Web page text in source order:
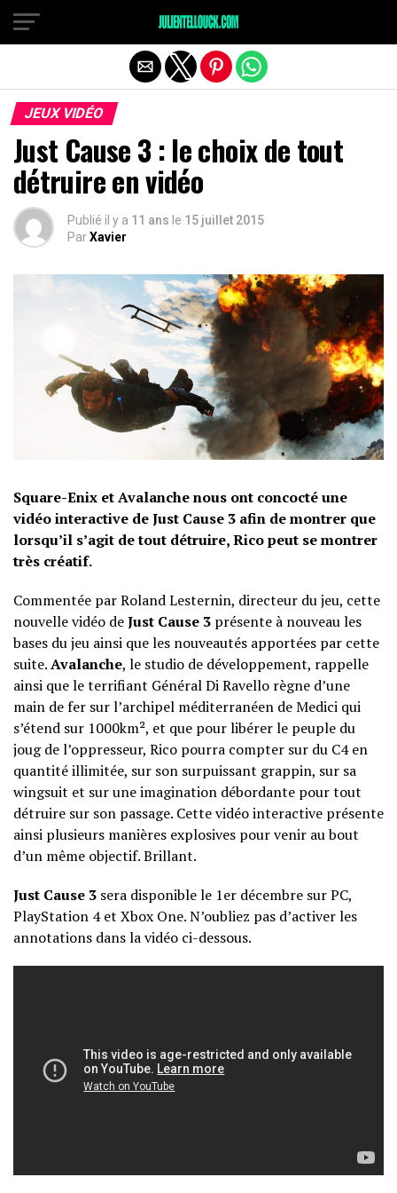
JEUX VIDÉO
Just Cause 3 : le choix de tout
détruire en vidéo
Publié il y a 11 ans le 15 juillet 2015
ParXavier
Square-Enix et Avalanche nous ont concocté une
vidéo interactive de Just Cause 3 afin de montrer que
lorsqu’il s’agit de tout détruire, Rico peut se montrer
très créatif.
Commentée par Roland Lesternin, directeur du jeu, cette
nouvelle vidéo deJust Cause 3 présente à nouveau les
bases du jeu ainsi que les nouveautés apportées par cette
suite.Avalanche, le studio de développement, rappelle
ainsi que le terrifiant Général Di Ravello règne d’une
main de fer sur l’archipel méditerranéen de Medici qui
s’étend sur 1000km², et que pour libérer le peuple du
joug de l’oppresseur, Rico pourra compter sur du C4 en
quantité illimitée, sur son surpuissant grappin, sur sa
wingsuit et sur une imagination débordante pour tout
détruire sur son passage. Cette vidéo interactive présente
ainsi plusieurs manières explosives pour venir au bout
d’un même objectif. Brillant.
Just Cause 3 sera disponible le 1er décembre sur PC,
PlayStation 4 et Xbox One. N’oubliez pas d’activer les
annotations dans la vidéo ci-dessous.